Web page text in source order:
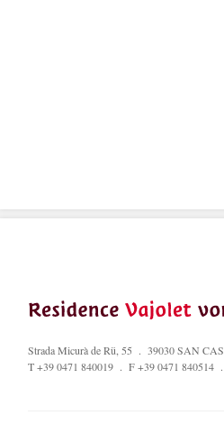
Strada Micurà de Rü, 55 . 39030 SAN
T +39 0471 840019 . F +39 0471 840514